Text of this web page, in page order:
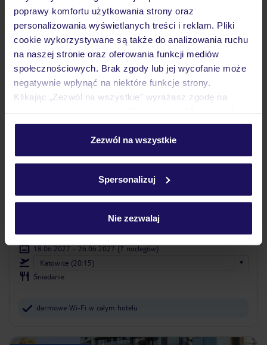
poprawy komfortu użytkowania strony oraz
personalizowania wyświetlanych treści i reklam. Pliki
cookie wykorzystywane są także do analizowania ruchu
na naszej stronie oraz oferowania funkcji mediów
społecznościowych. Brak zgody lub jej wycofanie może
negatywnie wpłynąć na niektóre funkcje strony.
Klikając „Zezwól na wszystkie” wyrażasz zgodę na
personalizować swój wybór wchodząc w zakładkę
Szczegółowe informacje o plikach cookie znajdziesz
Zezwól na wszystkie
Spersonalizuj
Nie zezwalaj
2.2/5
Tia Maria
18.06.2027 - 26.06.2027 (7 noclegów)
Katowice (20:15)
Śniadanie
darmowe Wi-Fi w całym hotelu